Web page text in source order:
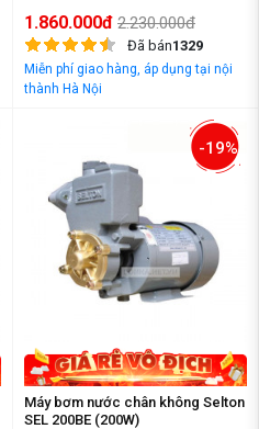
1.860.000đ 2.230.000đ
Đã bán1329
Miễn phí giao hàng, áp dụng tại nội
thành Hà Nội
-19%
Máy bơm nước chân không Selton
SEL 200BE (200W)